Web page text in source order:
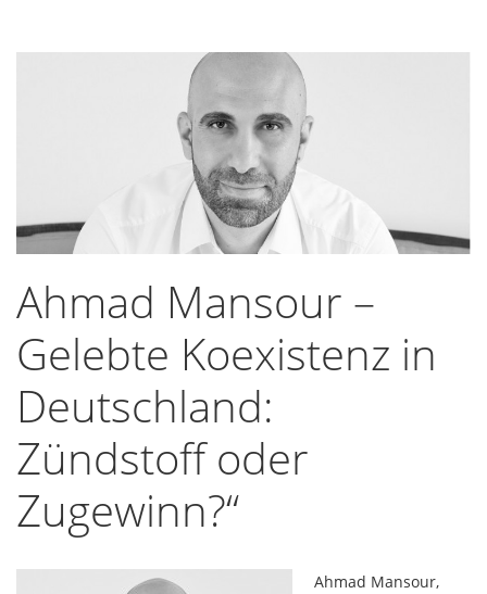
Ahmad Mansour –
Gelebte Koexistenz in
Deutschland:
Zündstoff oder
Zugewinn?“
Ahmad Mansour,